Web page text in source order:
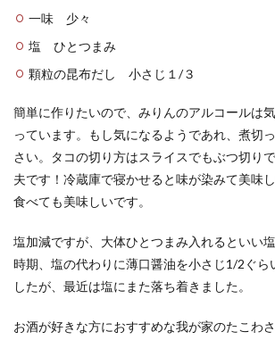
一味 少々
塩 ひとつまみ
顆粒の昆布だし 小さじ１/３
簡単に作りたいので、みりんのアルコールは
っています。もし気になるようであれ、煮切
さい。タコの切り方はスライスでもぶつ切り
夫です！冷蔵庫で寝かせると味が染みて美味
食べても美味しいです。
塩加減ですが、大体ひとつまみ入れるといい
時期、塩の代わりに薄口醤油を小さじ1/2ぐら
したが、最近は塩にまた落ち着きました。
お酒が好きな方におすすめな我が家のたこわ